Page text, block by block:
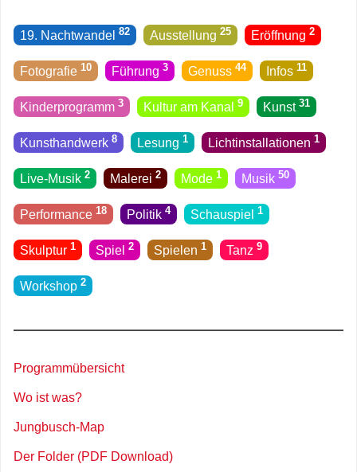
19. Nachtwandel82 Ausstellung25 Eröffnung2
Fotografie10 Führung3 Genuss44 Infos11
Kinderprogramm3 Kultur am Kanal9 Kunst31
Kunsthandwerk8 Lesung1 Licht­installationen1
Live-Musik2 Malerei2 Mode1 Musik50
Performance18 Politik4 Schauspiel1
Skulptur1 Spiel2 Spielen1 Tanz9
Workshop2
Programmübersicht
Wo ist was?
Jungbusch-Map
Der Folder (PDF Download)